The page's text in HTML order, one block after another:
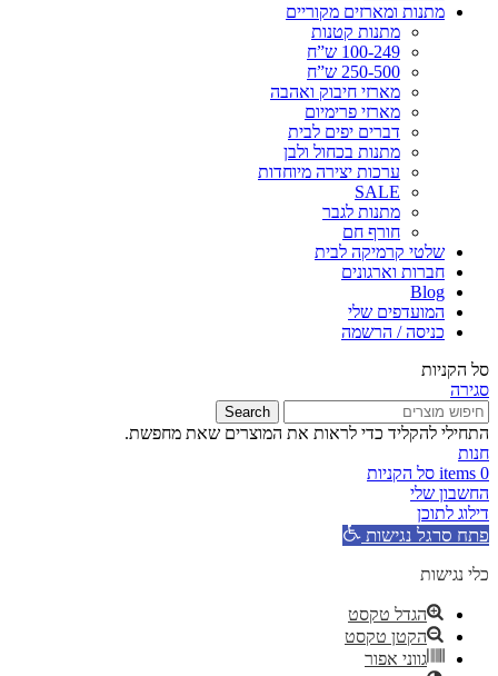
מתנות ומארזים מקוריים
מתנות קטנות
100-249 ש”ח
250-500 ש”ח
מארזי חיבוק ואהבה
מארזי פרימיום
דברים יפים לבית
מתנות בכחול ולבן
ערכות יצירה מיוחדות
SALE
מתנות לגבר
חורף חם
שלטי קרמיקה לבית
חברות וארגונים
Blog
המועדפים שלי
כניסה / הרשמה
סל הקניות
סגירה
Search
התחילי להקליד כדי לראות את המוצרים שאת מחפשת.
חנות
0
items סל הקניות
החשבון שלי
דילוג לתוכן
פתח סרגל נגישות
כלי נגישות
הגדל טקסט
הקטן טקסט
גווני אפור